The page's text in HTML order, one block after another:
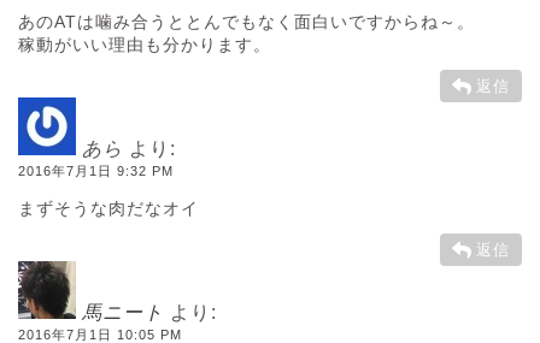
あのATは噛み合うととんでもなく面白いですからね～。
稼動がいい理由も分かります。
返信
あら より:
2016年7月1日 9:32 PM
まずそうな肉だなオイ
返信
馬ニート より:
2016年7月1日 10:05 PM